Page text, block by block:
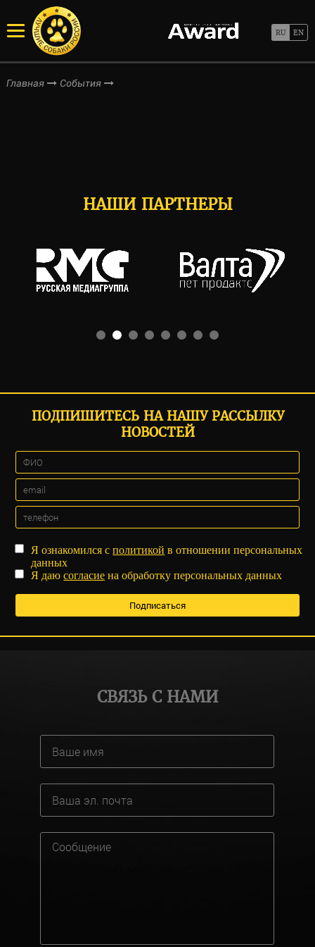
Главная События
НАШИ ПАРТНЕРЫ
ПОДПИШИТЕСЬ НА НАШУ РАССЫЛКУ
НОВОСТЕЙ
Я ознакомился сполитикой в отношении персональных
данных
Я даюсогласие на обработку персональных данных
СВЯЗЬ С НАМИ